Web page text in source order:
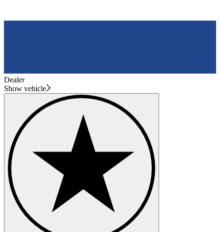
Dealer
Show vehicle